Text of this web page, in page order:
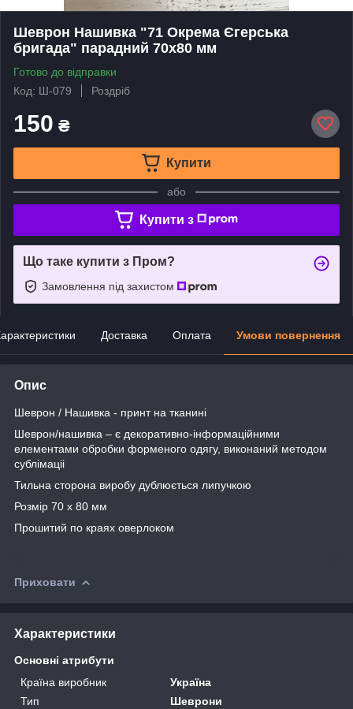
Шеврон Нашивка "71 Окрема Єгерська
бригада" парадний 70x80 мм
Готово до відправки
Код: Ш-079
Роздріб
150 ₴
Купити
або
Купити з
Що таке купити з Пром?
Замовлення під захистом
Доставка Оплата Умови повернення
Опис
Шеврон / Нашивка - принт на тканині
Шеврон/нашивка – є декоративно-інформаційними
елементами обробки форменого одягу, виконаний методом
сублімаціі
Тильна сторона виробу дублюється липучкою
Розмір 70 х 80 мм
Прошитий по краях оверлоком
Приховати
Характеристики
Основні атрибути
Країна виробник
Україна
Тип
Шеврони